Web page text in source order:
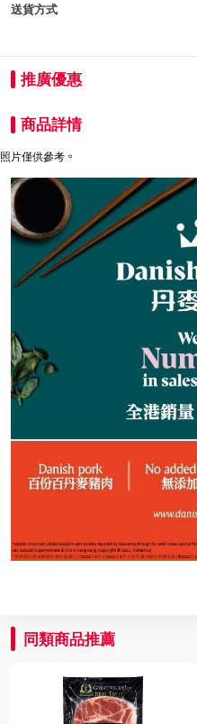
送貨方式
推廣優惠
商品詳情
照片僅供參考。
同類商品推薦